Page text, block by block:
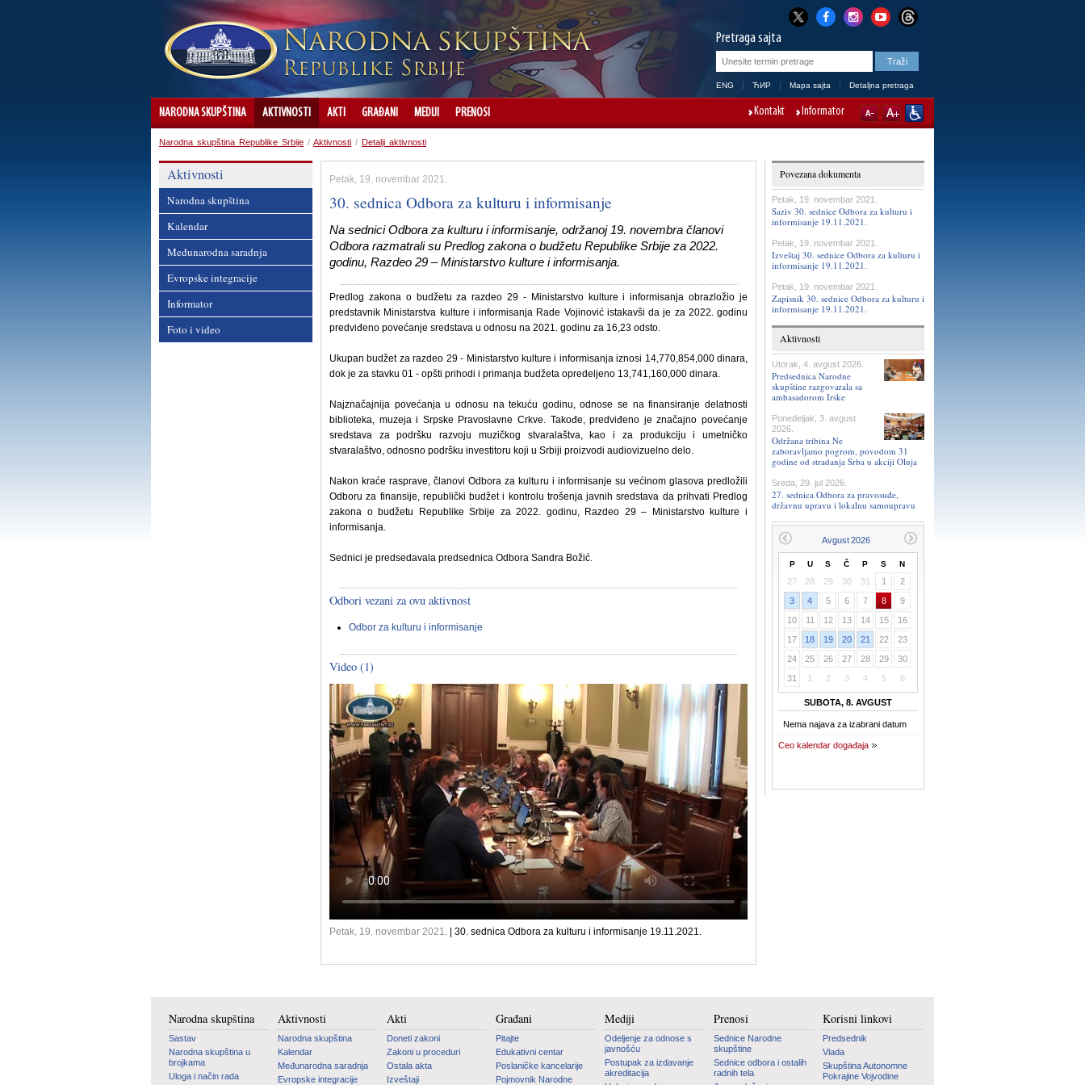
Pretraga sajta
ENG ЋИР Mapa sajta Detaljna pretraga
NARODNA SKUPŠTINA AKTIVNOSTI AKTI GRAĐANI MEDIJI PRENOSI Kontakt Informator
Narodna skupština Republike Srbije / Aktivnosti / Detalji aktivnosti
Aktivnosti
Narodna skupština
Kalendar
Međunarodna saradnja
Evropske integracije
Informator
Foto i video
Petak, 19. novembar 2021.
30. sednica Odbora za kulturu i informisanje
Na sednici Odbora za kulturu i informisanje, održanoj 19. novembra članovi
Odbora razmatrali su Predlog zakona o budžetu Republike Srbije za 2022.
godinu, Razdeo 29 – Ministarstvo kulture i informisanja.
Predlog zakona o budžetu za razdeo 29 - Ministarstvo kulture i informisanja obrazložio je
predstavnik Ministarstva kulture i informisanja Rade Vojinović istakavši da je za 2022. godinu
predviđeno povećanje sredstava u odnosu na 2021. godinu za 16,23 odsto.
Ukupan budžet za razdeo 29 - Ministarstvo kulture i informisanja iznosi 14,770,854,000 dinara,
dok je za stavku 01 - opšti prihodi i primanja budžeta opredeljeno 13,741,160,000 dinara.
Najznačajnija povećanja u odnosu na tekuću godinu, odnose se na finansiranje delatnosti
biblioteka, muzeja i Srpske Pravoslavne Crkve. Takođe, predviđeno je značajno povećanje
sredstava za podršku razvoju muzičkog stvaralaštva, kao i za produkciju i umetničko
stvaralaštvo, odnosno podršku investitoru koji u Srbiji proizvodi audiovizuelno delo.
Nakon kraće rasprave, članovi Odbora za kulturu i informisanje su većinom glasova predložili
Odboru za finansije, republički budžet i kontrolu trošenja javnih sredstava da prihvati Predlog
zakona o budžetu Republike Srbije za 2022. godinu, Razdeo 29 – Ministarstvo kulture i
informisanja.
Sednici je predsedavala predsednica Odbora Sandra Božić.
Odbori vezani za ovu aktivnost
Odbor za kulturu i informisanje
Video (1)
Petak, 19. novembar 2021. | 30. sednica Odbora za kulturu i informisanje 19.11.2021.
Povezana dokumenta
Petak, 19. novembar 2021.
Saziv 30. sednice Odbora za kulturu i
informisanje 19.11.2021.
Petak, 19. novembar 2021.
Izveštaj 30. sednice Odbora za kulturu i
informisanje 19.11.2021.
Petak, 19. novembar 2021.
Zapisnik 30. sednice Odbora za kulturu i
informisanje 19.11.2021.
Aktivnosti
Utorak, 4. avgust 2026.
Predsednica Narodne
skupštine razgovarala sa
ambasadorom Irske
Ponedeljak, 3. avgust
2026.
Održana tribina Ne
zaboravljamo pogrom, povodom 31
godine od stradanja Srba u akciji Oluja
Sreda, 29. jul 2026.
27. sednica Odbora za pravosuđe,
državnu upravu i lokalnu samoupravu
P U S Č P S N
27 28 29 30 31 1
2
3
4 5 6 7 8
9
10
11 12 13 14 15
16
17
18 19 20 21 22
23
24
25 26 27 28 29
30
31
1 2 3 4 5 6
SUBOTA, 8. AVGUST
Nema najava za izabrani datum
Ceo kalendar događaja
Narodna skupština
Sastav
Narodna skupština u
brojkama
Uloga i način rada
Aktivnosti
Narodna skupština
Kalendar
Međunarodna saradnja
Evropske integracije
Akti
Doneti zakoni
Zakoni u proceduri
Ostala akta
Izveštaji
Građani
Pitajte
Edukativni centar
Poslaničke kancelarije
Pojmovnik Narodne
Mediji
Odeljenje za odnose s
javnošću
Postupak za izdavanje
akreditacija
Prenosi
Sednice Narodne
skupštine
Sednice odbora i ostalih
radnih tela
Korisni linkovi
Predsednik
Vlada
Skupština Autonomne
Pokrajine Vojvodine